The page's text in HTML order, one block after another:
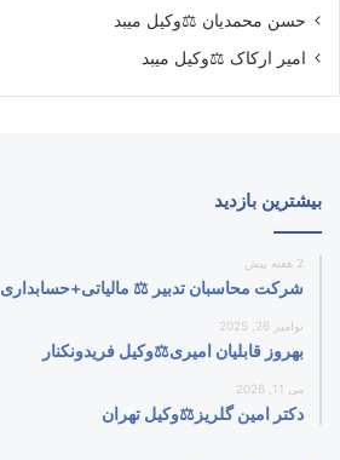
حسن محمدیان ⚖️وکیل میبد
امیر ارکاک ⚖️وکیل میبد
بیشترین بازدید
2 هفته پیش
شرکت محاسبان تدبیر ⚖️ مالیاتی+حسابداری
نوامبر 26, 2025
بهروز قابلیان امیری⚖️وکیل فریدونکنار
می 11, 2026
دکتر امین گلریز⚖️وکیل تهران